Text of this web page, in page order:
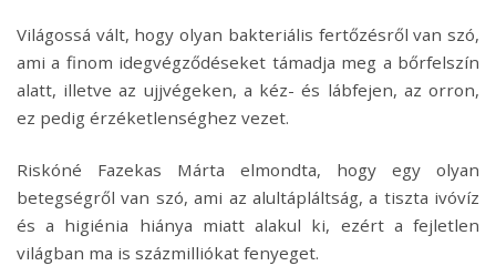
Világossá vált, hogy olyan bakteriális fertőzésről van szó,
ami a finom idegvégződéseket támadja meg a bőrfelszín
alatt, illetve az ujjvégeken, a kéz- és lábfejen, az orron,
ez pedig érzéketlenséghez vezet.
Riskóné Fazekas Márta elmondta, hogy egy olyan
betegségről van szó, ami az alultápláltság, a tiszta ivóvíz
és a higiénia hiánya miatt alakul ki, ezért a fejletlen
világban ma is százmilliókat fenyeget.